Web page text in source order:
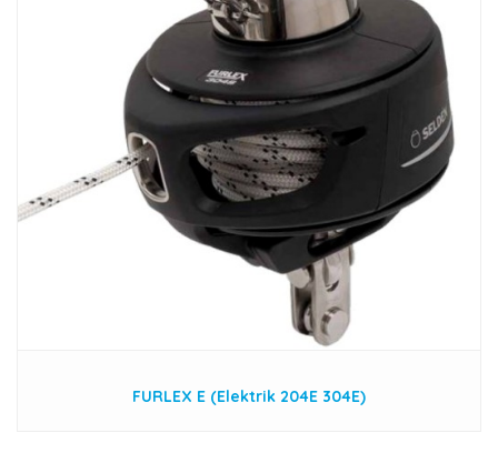
FURLEX E (Elektrik 204E 304E)